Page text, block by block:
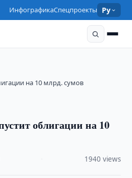
ИнфографикаСпецпроекты Ру
на 10 млрд. сумов
облигации на 10
1940 views